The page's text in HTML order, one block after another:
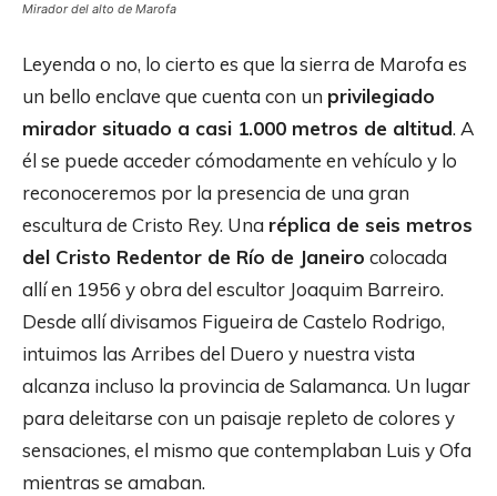
Mirador del alto de Marofa
Leyenda o no, lo cierto es que la sierra de Marofa es
un bello enclave que cuenta con un privilegiado
mirador situado a casi 1.000 metros de altitud. A
él se puede acceder cómodamente en vehículo y lo
reconoceremos por la presencia de una gran
escultura de Cristo Rey. Una réplica de seis metros
del Cristo Redentor de Río de Janeiro colocada
allí en 1956 y obra del escultor Joaquim Barreiro.
Desde allí divisamos Figueira de Castelo Rodrigo,
intuimos las Arribes del Duero y nuestra vista
alcanza incluso la provincia de Salamanca. Un lugar
para deleitarse con un paisaje repleto de colores y
sensaciones, el mismo que contemplaban Luis y Ofa
mientras se amaban.